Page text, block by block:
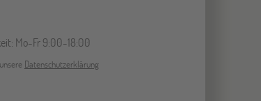
Mo-Fr 9:00-18:00
Datenschutzerklärung